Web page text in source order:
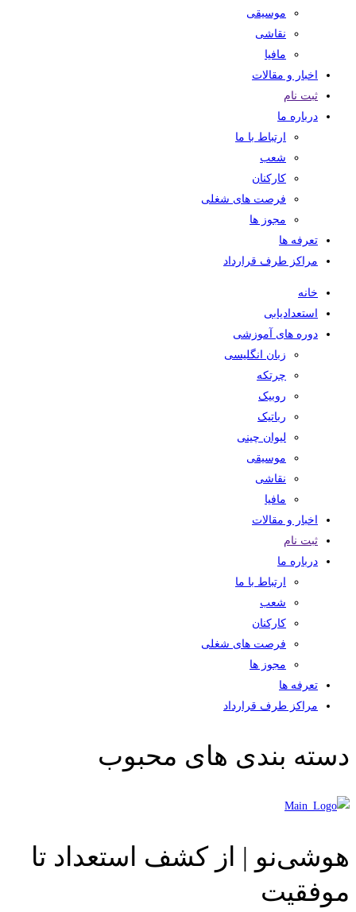
موسیقی
نقاشی
مافیا
اخبار و مقالات
ثبت نام
درباره ما
ارتباط با ما
شعب
کارکنان
فرصت های شغلی
مجوز ها
تعرفه ها
مراکز طرف قرارداد
خانه
استعدادیابی
دوره های آموزشی
زبان انگلیسی
چرتکه
روبیک
رباتیک
لیوان چینی
موسیقی
نقاشی
مافیا
اخبار و مقالات
ثبت نام
درباره ما
ارتباط با ما
شعب
کارکنان
فرصت های شغلی
مجوز ها
تعرفه ها
مراکز طرف قرارداد
دسته بندی های محبوب
هوشی‌نو | از کشف استعداد تا
موفقیت